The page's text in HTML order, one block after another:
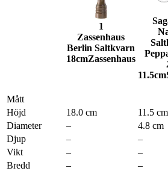
1
Zassenhaus
Berlin Saltkvarn
18cmZassenhaus
11.5cm
Mått
Höjd
18.0 cm 11.5 cm
Diameter
– 4.8 cm
Djup
– –
Vikt
– –
Bredd
– –